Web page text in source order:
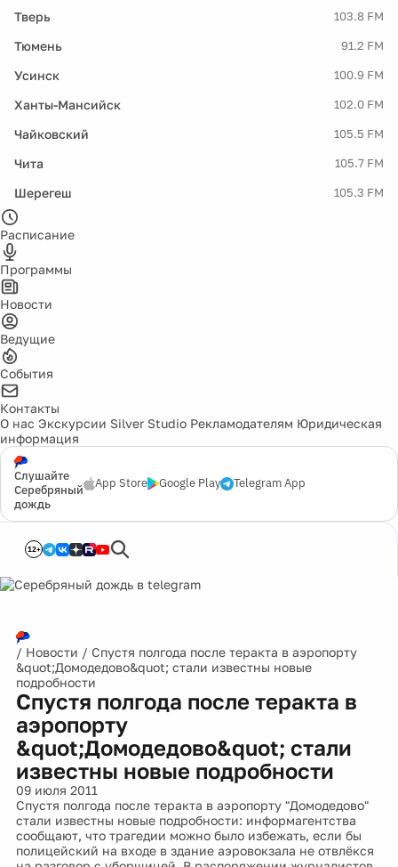
Тверь 103.8 FM
Тюмень 91.2 FM
Усинск 100.9 FM
Ханты-Мансийск 102.0 FM
Чайковский 105.5 FM
Чита 105.7 FM
Шерегеш 105.3 FM
Расписание
Программы
Новости
Ведущие
События
Контакты
О нас Экскурсии Silver Studio Рекламодателям Юридическая
информация
Слушайте
Серебряный
дождь
App Store Google Play Telegram App
12+
/ Новости / Спустя полгода после теракта в аэропорту
&quot;Домодедово&quot; стали известны новые
подробности
Спустя полгода после теракта в
аэропорту
&quot;Домодедово&quot; стали
известны новые подробности
09 июля 2011
Спустя полгода после теракта в аэропорту "Домодедово"
стали известны новые подробности: информагентства
сообщают, что трагедии можно было избежать, если бы
полицейский на входе в здание аэровокзала не отвлёкся